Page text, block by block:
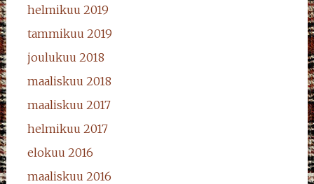
helmikuu 2019
tammikuu 2019
joulukuu 2018
maaliskuu 2018
maaliskuu 2017
helmikuu 2017
elokuu 2016
maaliskuu 2016